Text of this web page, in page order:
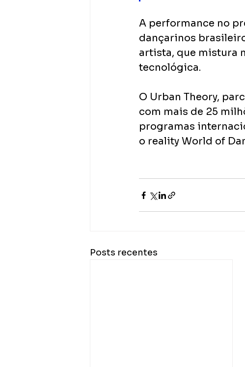
A performance no
dançarinos
artista, que mistura
tecnológica.
O Urban Theory,
com mais de 25
programas
o reality World of
Posts recentes